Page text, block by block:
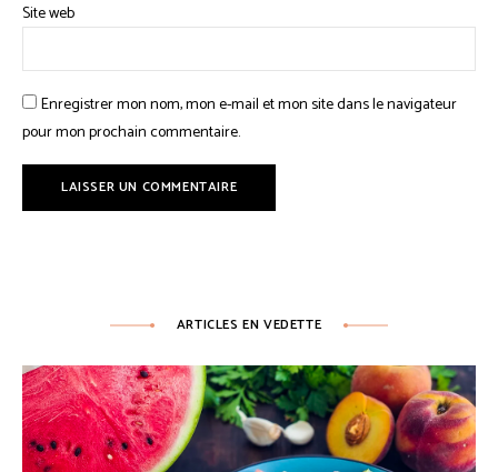
Site web
Enregistrer mon nom, mon e-mail et mon site dans le navigateur
pour mon prochain commentaire.
ARTICLES EN VEDETTE